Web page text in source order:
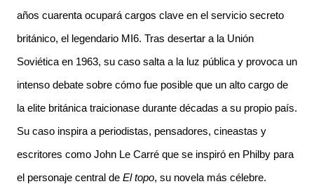
años cuarenta ocupará cargos clave en el servicio secreto
británico, el legendario MI6. Tras desertar a la Unión
Soviética en 1963, su caso salta a la luz pública y provoca un
intenso debate sobre cómo fue posible que un alto cargo de
la elite británica traicionase durante décadas a su propio país.
Su caso inspira a periodistas, pensadores, cineastas y
escritores como John Le Carré que se inspiró en Philby para
el personaje central de El topo, su novela más célebre.